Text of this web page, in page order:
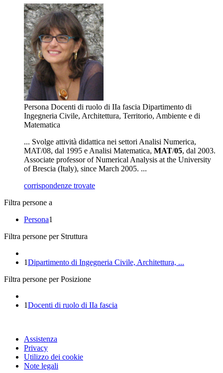
Persona Docenti di ruolo di IIa fascia Dipartimento di
Ingegneria Civile, Architettura, Territorio, Ambiente e di
Matematica
... Svolge attività didattica nei settori Analisi Numerica,
MAT/08, dal 1995 e Analisi Matematica, MAT/05, dal 2003.
Associate professor of Numerical Analysis at the University
of Brescia (Italy), since March 2005. ...
corrispondenze trovate
Filtra persone a
Persona1
Filtra persone per Struttura
1Dipartimento di Ingegneria Civile, Architettura, ...
Filtra persone per Posizione
1Docenti di ruolo di IIa fascia
Assistenza
Privacy
Utilizzo dei cookie
Note legali